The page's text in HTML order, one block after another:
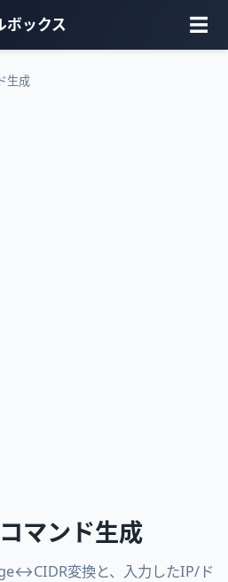
ボックス ☰
生成
マンド生成
変換と、入力したIP/ド